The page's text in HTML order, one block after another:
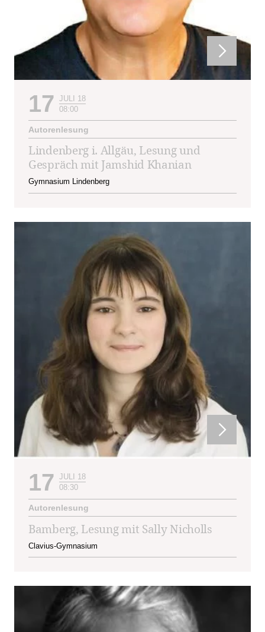
17 JULI 18
08:00
Autorenlesung
Lindenberg i. Allgäu, Lesung und
Gespräch mit Jamshid Khanian
Gymnasium Lindenberg
17 JULI 18
08:30
Autorenlesung
Bamberg, Lesung mit Sally Nicholls
Clavius-Gymnasium